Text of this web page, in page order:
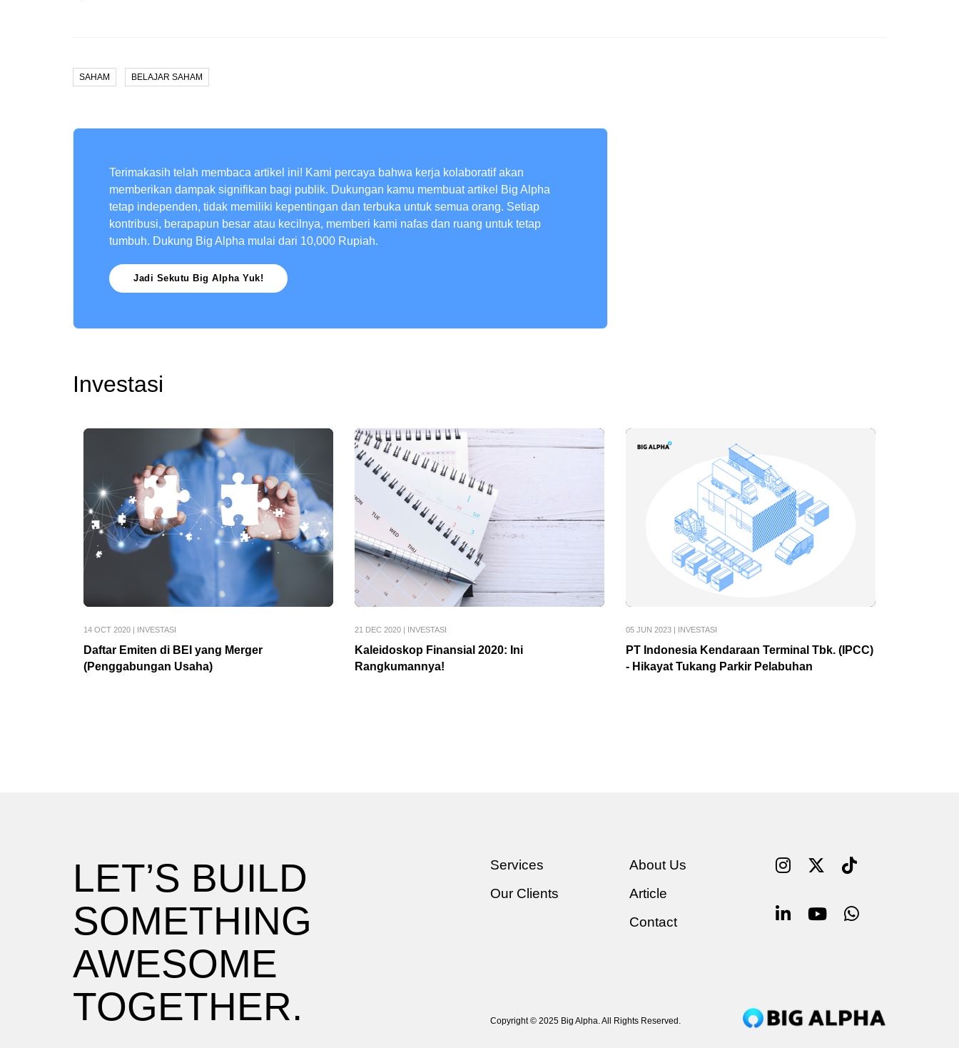
SAHAM BELAJAR SAHAM
Terimakasih telah membaca artikel ini! Kami percaya bahwa kerja kolaboratif akan
memberikan dampak signifikan bagi publik. Dukungan kamu membuat artikel Big Alpha
tetap independen, tidak memiliki kepentingan dan terbuka untuk semua orang. Setiap
kontribusi, berapapun besar atau kecilnya, memberi kami nafas dan ruang untuk tetap
tumbuh. Dukung Big Alpha mulai dari 10,000 Rupiah.
Jadi Sekutu Big Alpha Yuk!
Investasi
14 OCT 2020 INVESTASI
Daftar Emiten di BEI yang Merger
(Penggabungan Usaha)
21 DEC 2020| INVESTASI
Kaleidoskop Finansial 2020: Ini
Rangkumannya!
05 JUN 2023| INVESTASI
PT Indonesia Kendaraan Terminal Tbk. (IPCC)
- Hikayat Tukang Parkir Pelabuhan
LET’S BUILD
SOMETHING
AWESOME
TOGETHER.
Services
Our Clients
About Us
Article
Contact
Copyright © 2025 Big Alpha. All Rights Reserved.